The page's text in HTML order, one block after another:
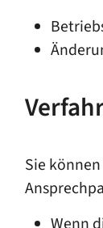
Sie